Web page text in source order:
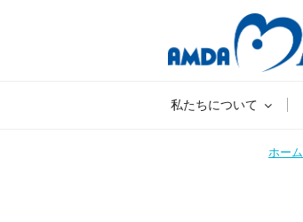
私たちについて
ホーム